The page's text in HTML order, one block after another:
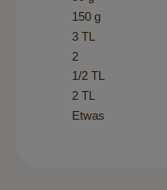
150 g
3 TL
2
1/2 TL
2 TL
Etwas